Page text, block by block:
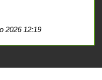
2026 12:19